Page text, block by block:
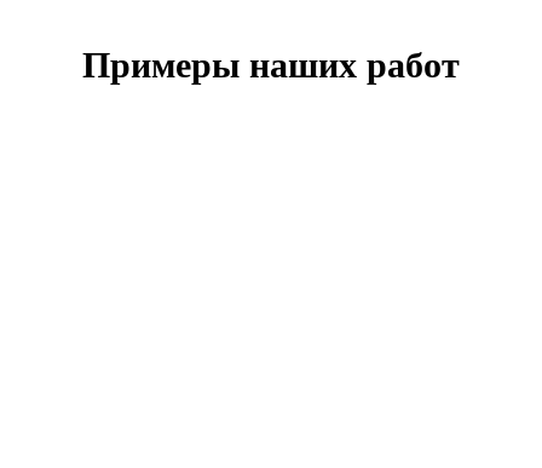
Примеры наших работ